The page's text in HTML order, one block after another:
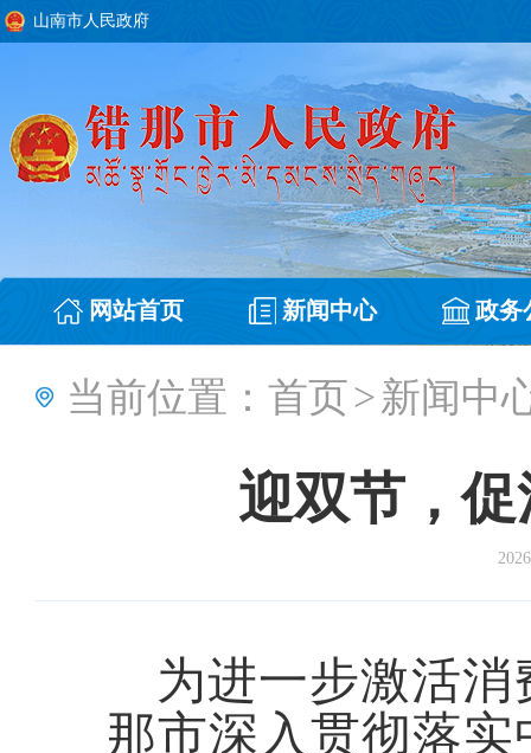
山南市人民政府
网站首页 新闻中心 政务
当前位置： 首页>新闻中
迎双节，
为进一步激活
那市深入贯彻落